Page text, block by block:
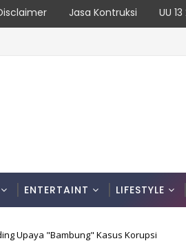
Jasa Kontruksi UU
ENTERTAINT LIFESTYLE
Upaya "Bambung" Kasus Korupsi